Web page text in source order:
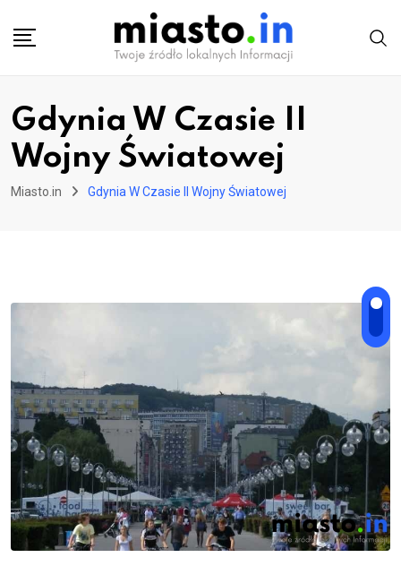
Gdynia W Czasie II
Wojny Światowej
Miasto.in Gdynia W Czasie II Wojny Światowej